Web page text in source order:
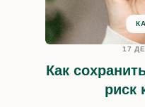
Контакты
17
Как
риск